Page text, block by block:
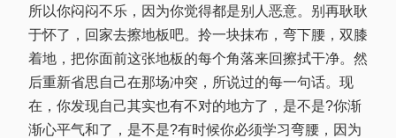
所以你闷闷不乐，因为你觉得都是别人恶意。别再耿耿
于怀了，回家去擦地板吧。拎一块抹布，弯下腰，双膝
着地，把你面前这张地板的每个角落来回擦拭干净。然
后重新省思自己在那场冲突，所说过的每一句话。现
在，你发现自己其实也有不对的地方了，是不是?你渐
渐心平气和了，是不是?有时候你必须学习弯腰，因为